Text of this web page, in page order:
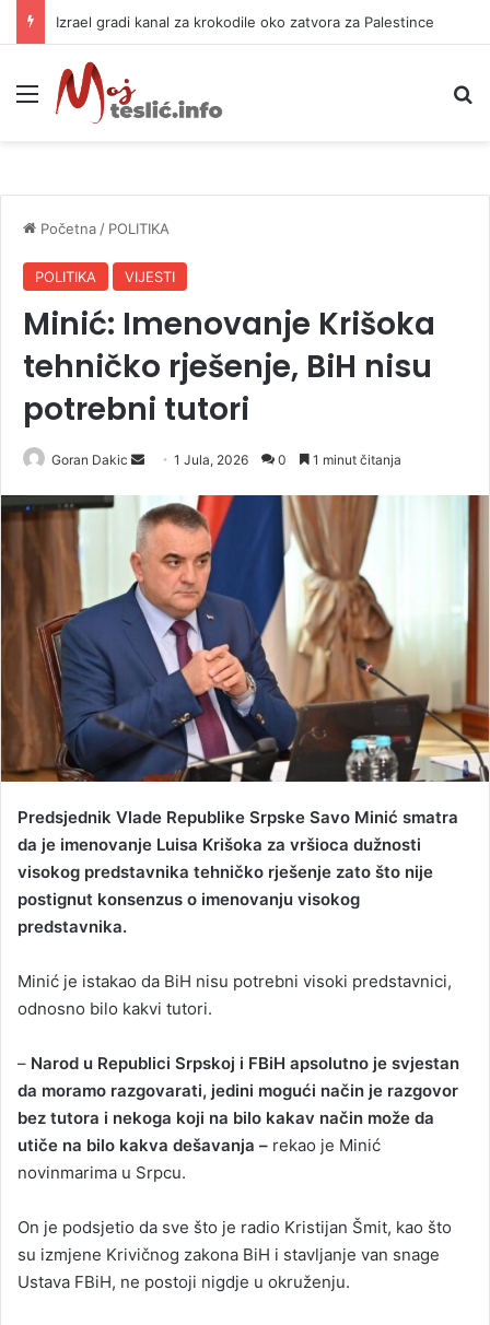
Izrael gradi kanal za krokodile oko zatvora za Palestince
Meni
Početna / POLITIKA
POLITIKA VIJESTI
Minić: Imenovanje Krišoka
tehničko rješenje, BiH nisu
potrebni tutori
Goran Dakic
n
d
n
e
m
1 Jula, 2026 0 1 minut čitanja
Predsjednik Vlade Republike Srpske Savo Minić smatra
da je imenovanje Luisa Krišoka za vršioca dužnosti
visokog predstavnika tehničko rješenje zato što nije
postignut konsenzus o imenovanju visokog
predstavnika.
Minić je istakao da BiH nisu potrebni visoki predstavnici,
odnosno bilo kakvi tutori.
– Narod u Republici Srpskoj i FBiH apsolutno je svjestan
da moramo razgovarati, jedini mogući način je razgovor
bez tutora i nekoga koji na bilo kakav način može da
utiče na bilo kakva dešavanja – rekao je Minić
novinmarima u Srpcu.
On je podsjetio da sve što je radio Kristijan Šmit, kao što
su izmjene Krivičnog zakona BiH i stavljanje van snage
Ustava FBiH, ne postoji nigdje u okruženju.